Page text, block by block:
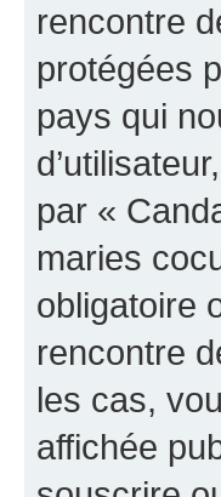
rencontre
protégées
pays qui
par «
maries
obligatoire
rencontre
les cas,
affichée